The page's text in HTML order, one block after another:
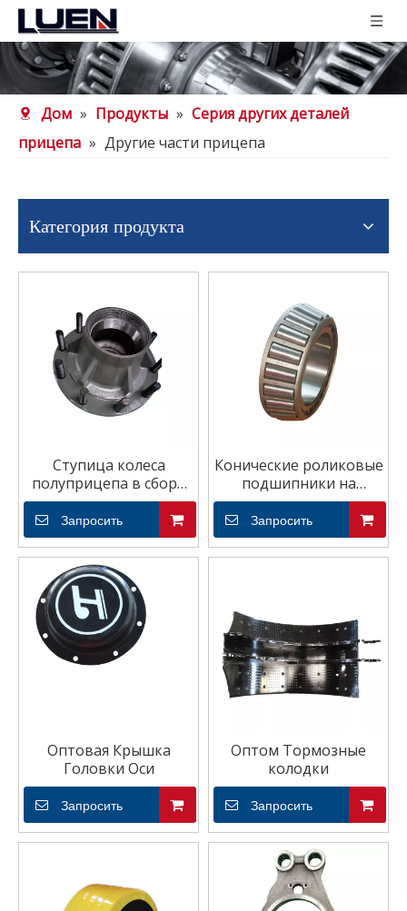
Дом » Продукты » Серия других деталей
прицепа » Другие части прицепа
Категория продукта
Ступица колеса
полуприцепа в сборе
Продажа ступицы
колеса
Запросить
Конические роликовые
подшипники на
продажу
Запросить
Оптовая Крышка
Головки Оси
Запросить
Оптом Тормозные
колодки
Запросить